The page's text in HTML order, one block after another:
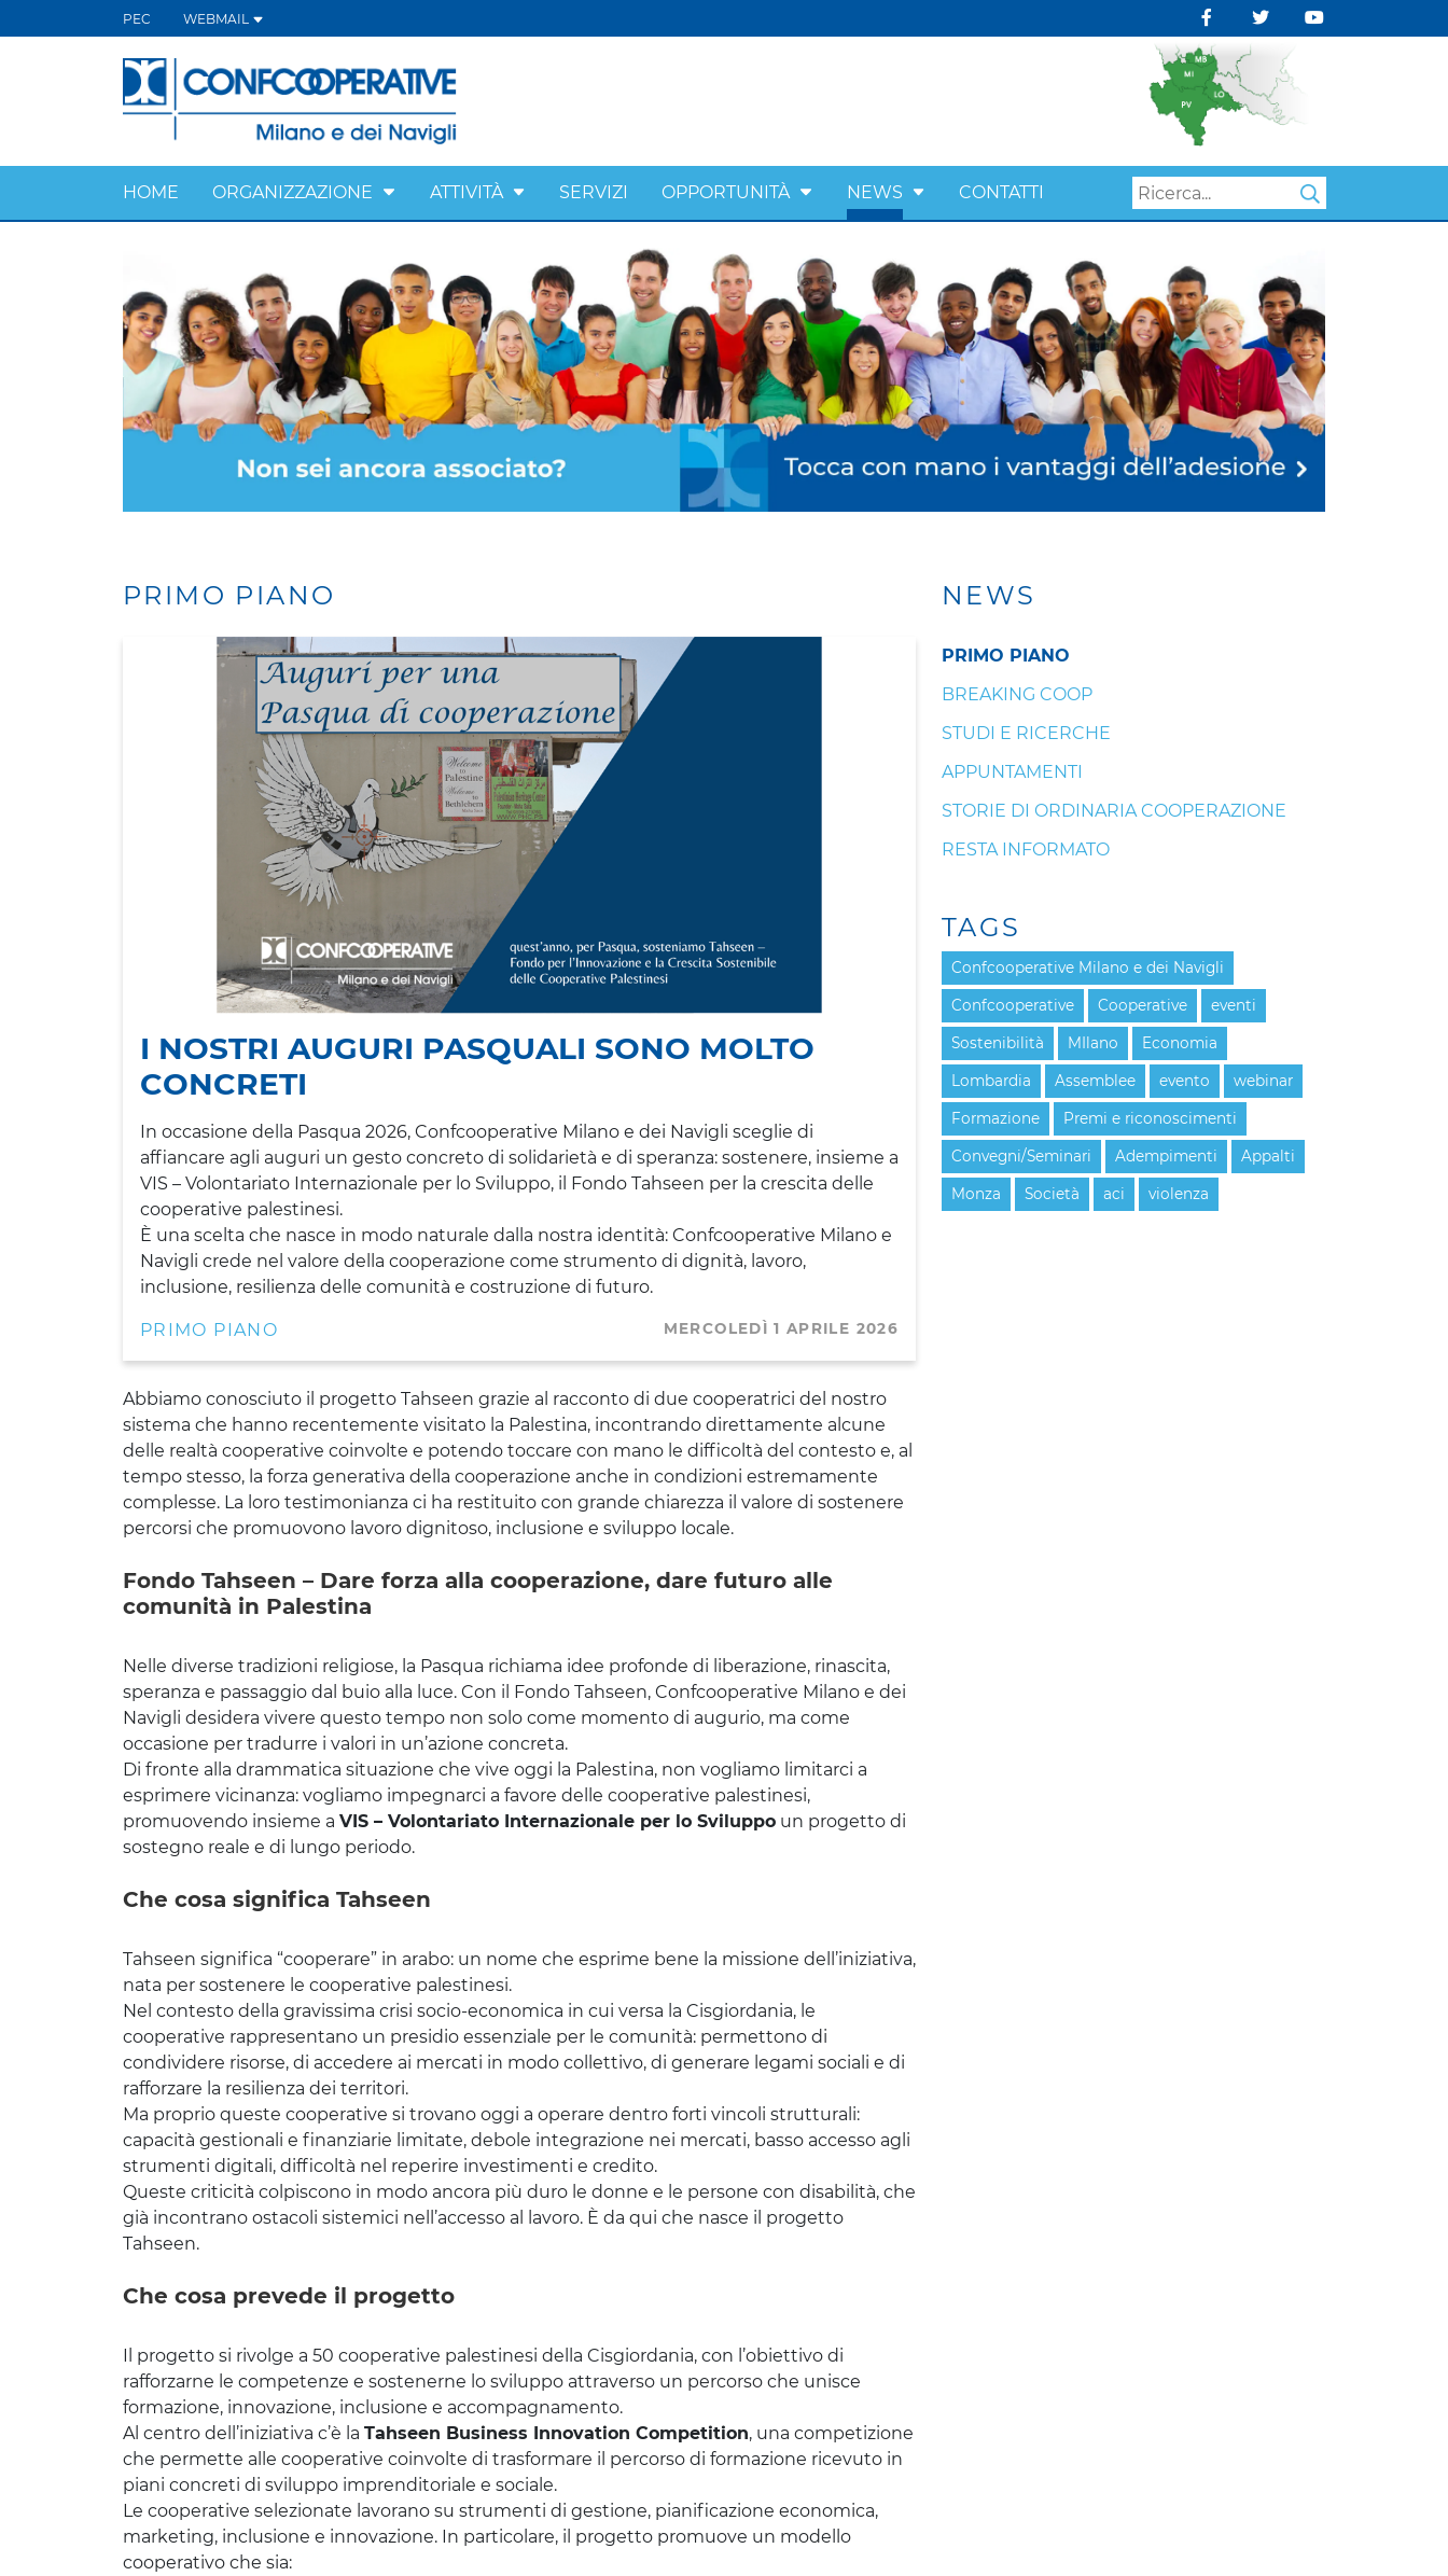
PEC WEBMAIL
HOME ORGANIZZAZIONE ATTIVITÀ SERVIZI OPPORTUNITÀ NEWS CONTATTI
PRIMO PIANO
I NOSTRI AUGURI PASQUALI SONO MOLTO
CONCRETI
In occasione della Pasqua 2026, Confcooperative Milano e dei Navigli sceglie di
affiancare agli auguri un gesto concreto di solidarietà e di speranza: sostenere, insieme a
VIS – Volontariato Internazionale per lo Sviluppo, il Fondo Tahseen per la crescita delle
cooperative palestinesi.
È una scelta che nasce in modo naturale dalla nostra identità: Confcooperative Milano e
Navigli crede nel valore della cooperazione come strumento di dignità, lavoro,
inclusione, resilienza delle comunità e costruzione di futuro.
PRIMO PIANO MERCOLEDÌ 1 APRILE 2026
Abbiamo conosciuto il progetto Tahseen grazie al racconto di due cooperatrici del nostro
sistema che hanno recentemente visitato la Palestina, incontrando direttamente alcune
delle realtà cooperative coinvolte e potendo toccare con mano le difficoltà del contesto e, al
tempo stesso, la forza generativa della cooperazione anche in condizioni estremamente
complesse. La loro testimonianza ci ha restituito con grande chiarezza il valore di sostenere
percorsi che promuovono lavoro dignitoso, inclusione e sviluppo locale.
Fondo Tahseen – Dare forza alla cooperazione, dare futuro alle
comunità in Palestina
Nelle diverse tradizioni religiose, la Pasqua richiama idee profonde di liberazione, rinascita,
speranza e passaggio dal buio alla luce. Con il Fondo Tahseen, Confcooperative Milano e dei
Navigli desidera vivere questo tempo non solo come momento di augurio, ma come
occasione per tradurre i valori in un’azione concreta.
Di fronte alla drammatica situazione che vive oggi la Palestina, non vogliamo limitarci a
esprimere vicinanza: vogliamo impegnarci a favore delle cooperative palestinesi,
promuovendo insieme a VIS – Volontariato Internazionale per lo Sviluppo un progetto di
sostegno reale e di lungo periodo.
Che cosa significa Tahseen
Tahseen significa “cooperare” in arabo: un nome che esprime bene la missione dell’iniziativa,
nata per sostenere le cooperative palestinesi.
Nel contesto della gravissima crisi socio-economica in cui versa la Cisgiordania, le
cooperative rappresentano un presidio essenziale per le comunità: permettono di
condividere risorse, di accedere ai mercati in modo collettivo, di generare legami sociali e di
rafforzare la resilienza dei territori.
Ma proprio queste cooperative si trovano oggi a operare dentro forti vincoli strutturali:
capacità gestionali e finanziarie limitate, debole integrazione nei mercati, basso accesso agli
strumenti digitali, difficoltà nel reperire investimenti e credito.
Queste criticità colpiscono in modo ancora più duro le donne e le persone con disabilità, che
già incontrano ostacoli sistemici nell’accesso al lavoro. È da qui che nasce il progetto
Tahseen.
Che cosa prevede il progetto
Il progetto si rivolge a 50 cooperative palestinesi della Cisgiordania, con l’obiettivo di
rafforzarne le competenze e sostenerne lo sviluppo attraverso un percorso che unisce
formazione, innovazione, inclusione e accompagnamento.
Al centro dell’iniziativa c’è la Tahseen Business Innovation Competition, una competizione
che permette alle cooperative coinvolte di trasformare il percorso di formazione ricevuto in
piani concreti di sviluppo imprenditoriale e sociale.
Le cooperative selezionate lavorano su strumenti di gestione, pianificazione economica,
marketing, inclusione e innovazione. In particolare, il progetto promuove un modello
cooperativo che sia:
NEWS
PRIMO PIANO
BREAKING COOP
STUDI E RICERCHE
APPUNTAMENTI
STORIE DI ORDINARIA COOPERAZIONE
RESTA INFORMATO
TAGS
Confcooperative Milano e dei Navigli
Confcooperative Cooperative eventi
Sostenibilità MIlano Economia
Lombardia Assemblee evento webinar
Formazione Premi e riconoscimenti
Convegni/Seminari Adempimenti Appalti
Monza Società aci violenza